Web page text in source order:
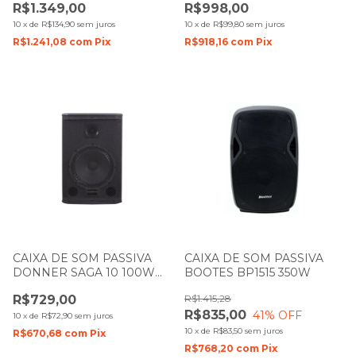
R$1.349,00
10 x de R$134,90 sem juros
R$1.241,08 com Pix
R$998,00
10 x de R$99,80 sem juros
R$918,16 com Pix
CAIXA DE SOM PASSIVA
DONNER SAGA 10 100W
R$729,00
10 x de R$72,90 sem juros
R$670,68 com Pix
CAIXA DE SOM PASSIVA
BOOTES BP1515 350W
R$835,00
R$1.415,28
41% OFF
10 x de R$83,50 sem juros
R$768,20 com Pix